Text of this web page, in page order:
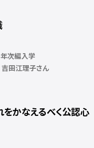
次編入学
吉田江理子さん
かなえるべく公認心